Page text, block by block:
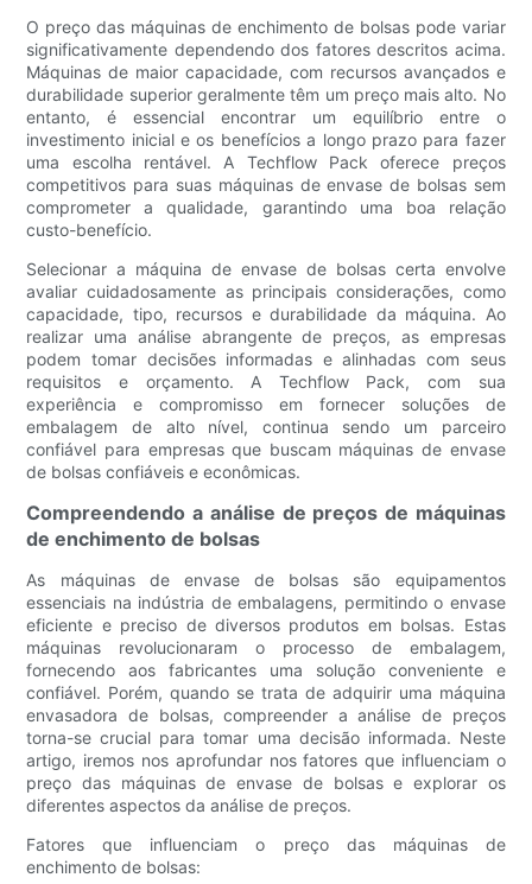
O preço das máquinas de enchimento de bolsas pode variar
significativamente dependendo dos fatores descritos acima.
Máquinas de maior capacidade, com recursos avançados e
durabilidade superior geralmente têm um preço mais alto. No
entanto, é essencial encontrar um equilíbrio entre o
investimento inicial e os benefícios a longo prazo para fazer
uma escolha rentável. A Techflow Pack oferece preços
competitivos para suas máquinas de envase de bolsas sem
comprometer a qualidade, garantindo uma boa relação
custo-benefício.
Selecionar a máquina de envase de bolsas certa envolve
avaliar cuidadosamente as principais considerações, como
capacidade, tipo, recursos e durabilidade da máquina. Ao
realizar uma análise abrangente de preços, as empresas
podem tomar decisões informadas e alinhadas com seus
requisitos e orçamento. A Techflow Pack, com sua
experiência e compromisso em fornecer soluções de
embalagem de alto nível, continua sendo um parceiro
confiável para empresas que buscam máquinas de envase
de bolsas confiáveis ​​e econômicas.
Compreendendo a análise de preços de máquinas
de enchimento de bolsas
As máquinas de envase de bolsas são equipamentos
essenciais na indústria de embalagens, permitindo o envase
eficiente e preciso de diversos produtos em bolsas. Estas
máquinas revolucionaram o processo de embalagem,
fornecendo aos fabricantes uma solução conveniente e
confiável. Porém, quando se trata de adquirir uma máquina
envasadora de bolsas, compreender a análise de preços
torna-se crucial para tomar uma decisão informada. Neste
artigo, iremos nos aprofundar nos fatores que influenciam o
preço das máquinas de envase de bolsas e explorar os
diferentes aspectos da análise de preços.
Fatores que influenciam o preço das máquinas de
enchimento de bolsas: